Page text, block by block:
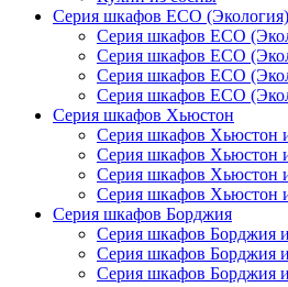
Серия шкафов ECO (Экология)
Серия шкафов ECO
Серия шкафов ECO
Серия шкафов ECO
Серия шкафов ECO
Серия шкафов Хьюстон
Серия шкафов Хьюстон
Серия шкафов Хьюстон
Серия шкафов Хьюстон
Серия шкафов Хьюстон
Серия шкафов Борджия
Серия шкафов Борджия
Серия шкафов Борджия
Серия шкафов Борджия